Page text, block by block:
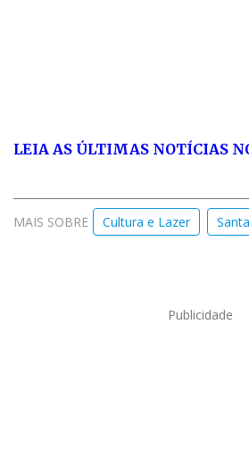
LEIA AS ÚLTIMAS NOTÍCIAS
MAIS SOBRE Cultura e Lazer
Publicidade